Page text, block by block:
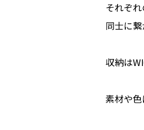
それぞ
同士に繋
収納は
素材や